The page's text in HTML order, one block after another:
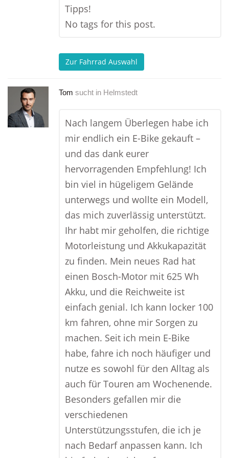
Tipps!
No tags for this post.
Zur Fahrrad Auswahl
Tom sucht in Helmstedt
Nach langem Überlegen habe ich
mir endlich ein E-Bike gekauft –
und das dank eurer
hervorragenden Empfehlung! Ich
bin viel in hügeligem Gelände
unterwegs und wollte ein Modell,
das mich zuverlässig unterstützt.
Ihr habt mir geholfen, die richtige
Motorleistung und Akkukapazität
zu finden. Mein neues Rad hat
einen Bosch-Motor mit 625 Wh
Akku, und die Reichweite ist
einfach genial. Ich kann locker 100
km fahren, ohne mir Sorgen zu
machen. Seit ich mein E-Bike
habe, fahre ich noch häufiger und
nutze es sowohl für den Alltag als
auch für Touren am Wochenende.
Besonders gefallen mir die
verschiedenen
Unterstützungsstufen, die ich je
nach Bedarf anpassen kann. Ich